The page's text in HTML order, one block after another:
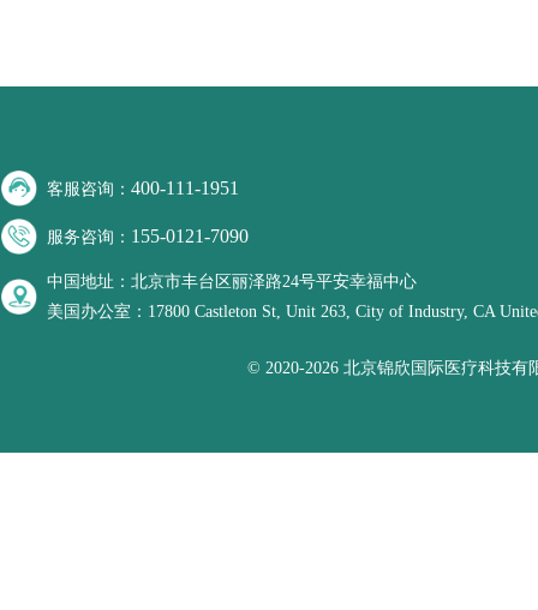
客服咨询：400-111-1951
服务咨询： 155-0121-7090
中国地址：北京市丰台区丽泽路24号平安幸福中心
美国办公室：17800 Castleton St, Unit 263, City of Industry, CA
© 2020-2026 北京锦欣国际医疗科